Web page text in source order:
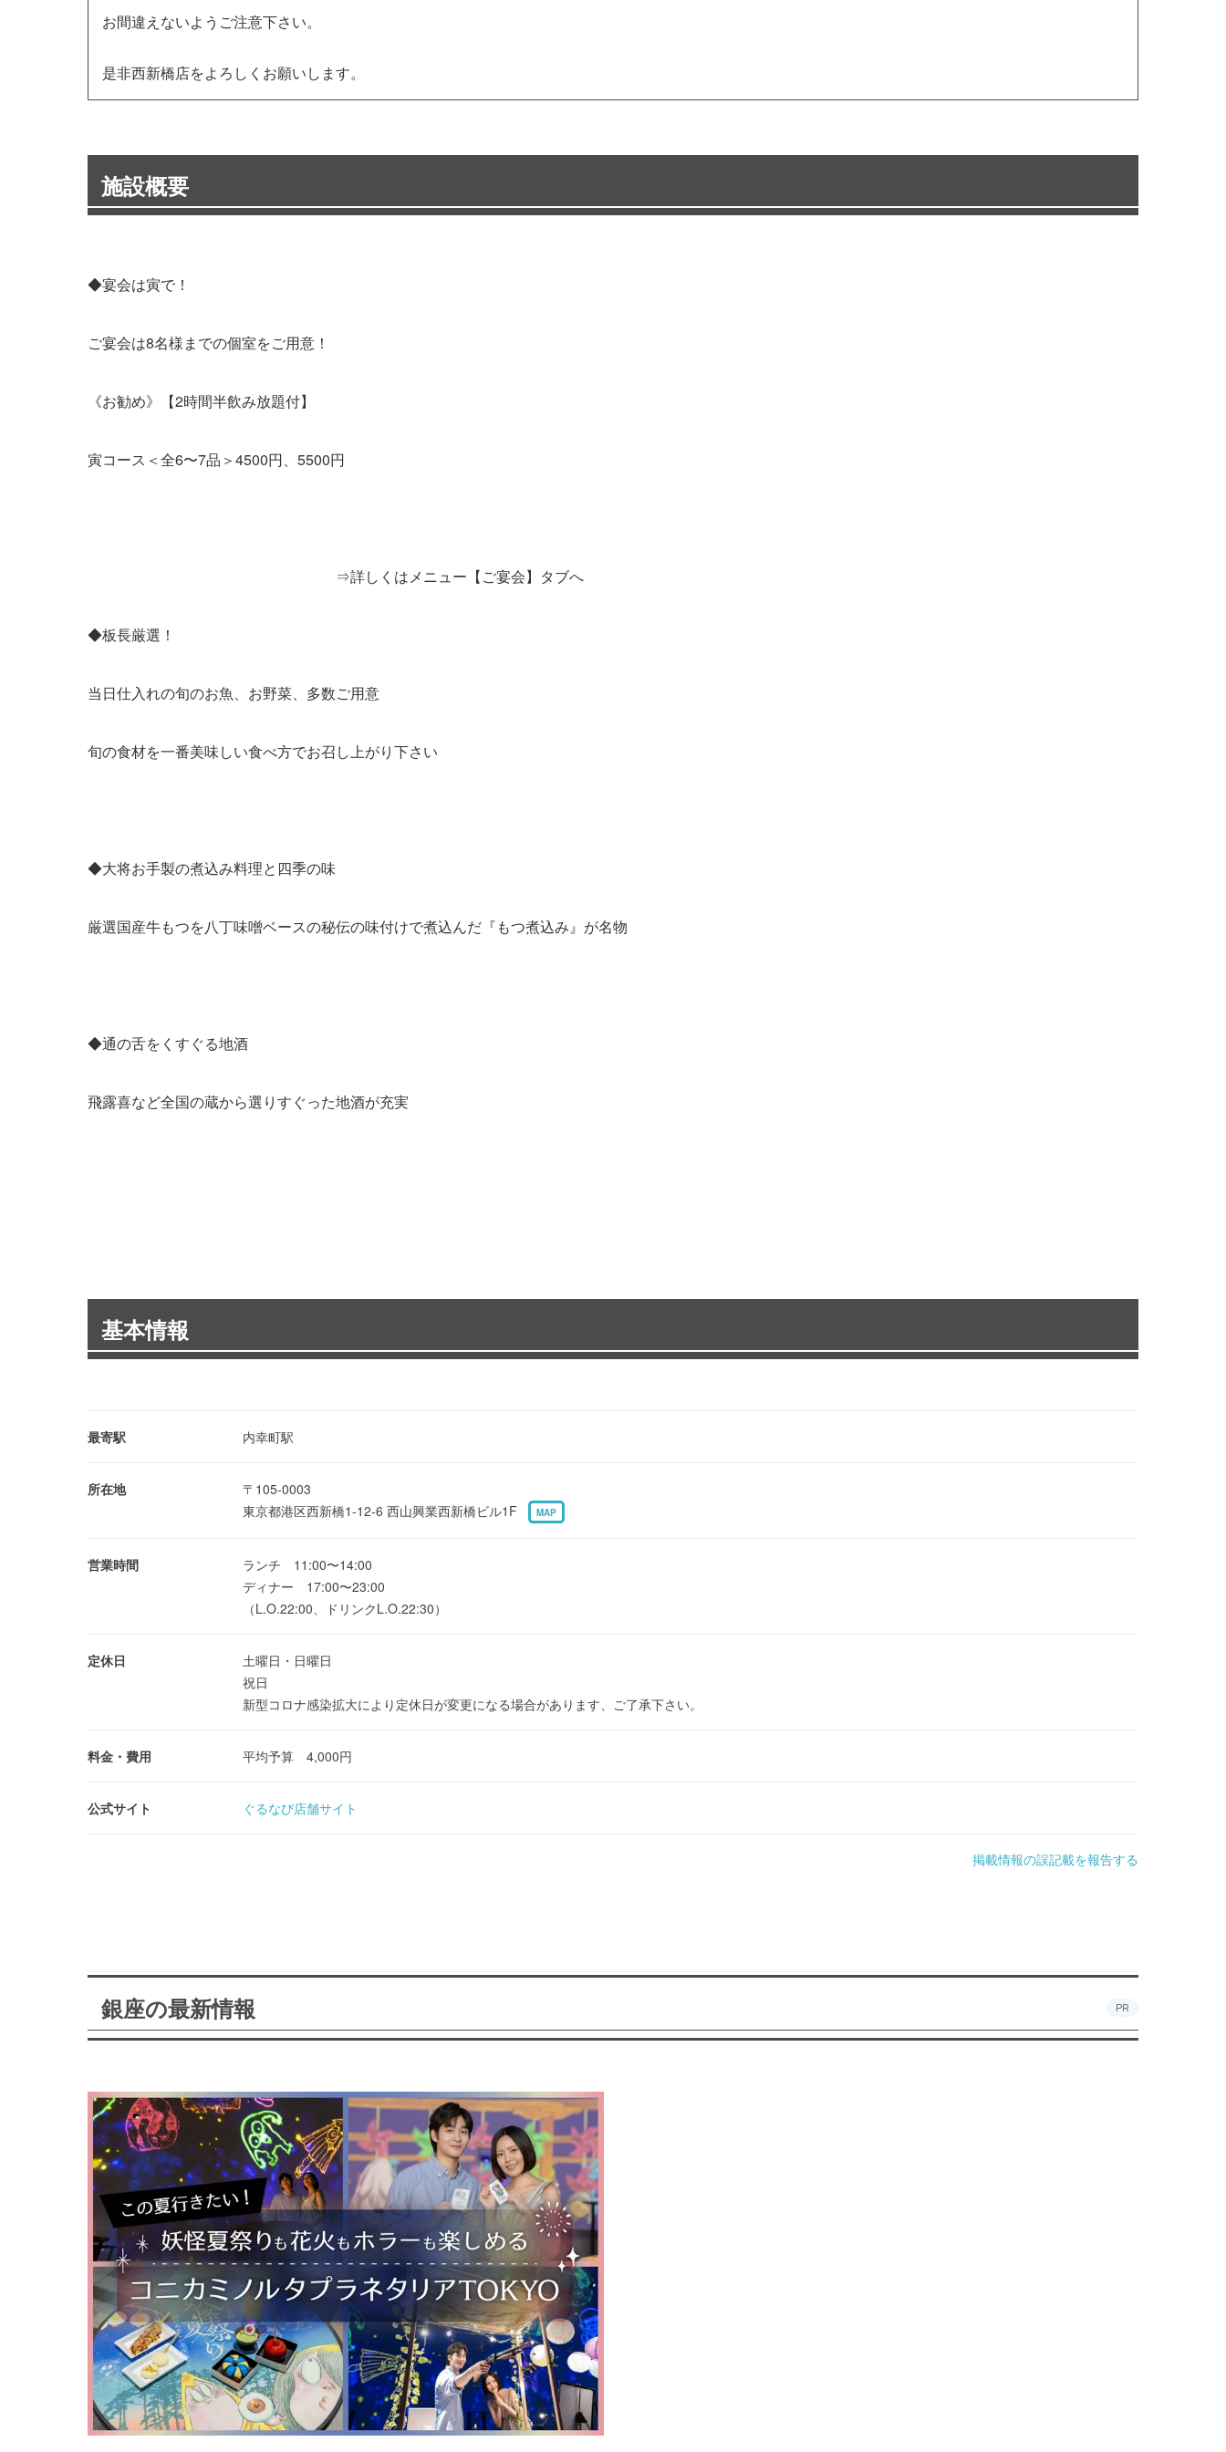
お間違えないようご注意下さい。
是非西新橋店をよろしくお願いします。
施設概要
◆宴会は寅で！
ご宴会は8名様までの個室をご用意！
《お勧め》【2時間半飲み放題付】
寅コース＜全6〜7品＞4500円、5500円
⇒詳しくはメニュー【ご宴会】タブへ
◆板長厳選！
当日仕入れの旬のお魚、お野菜、多数ご用意
旬の食材を一番美味しい食べ方でお召し上がり下さい
◆大将お手製の煮込み料理と四季の味
厳選国産牛もつを八丁味噌ベースの秘伝の味付けで煮込んだ『もつ煮込み』が名物
◆通の舌をくすぐる地酒
飛露喜など全国の蔵から選りすぐった地酒が充実
基本情報
最寄駅 内幸町駅
所在地
〒105-0003
東京都港区西新橋1-12-6 西山興業西新橋ビル1F
MAP
営業時間
ランチ 11:00〜14:00
ディナー 17:00〜23:00
（L.O.22:00、ドリンクL.O.22:30）
定休日
土曜日・日曜日
祝日
新型コロナ感染拡大により定休日が変更になる場合があります、ご了承下さい。
料金・費用 平均予算 4,000円
公式サイト ぐるなび店舗サイト
掲載情報の誤記載を報告する
銀座の最新情報 PR